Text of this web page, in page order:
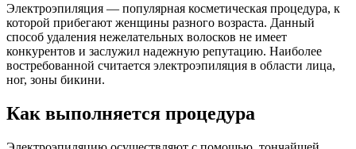
Электроэпиляция — популярная косметическая процедура, к
которой прибегают женщины разного возраста. Данный
способ удаления нежелательных волосков не имеет
конкурентов и заслужил надежную репутацию. Наиболее
востребованной считается электроэпиляция в области лица,
ног, зоны бикини.
Как выполняется процедура